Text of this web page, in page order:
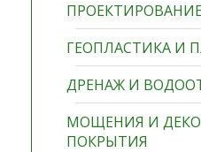
ГЕОПЛАСТИКА И
ДРЕНАЖ И
МОЩЕНИЯ И
ПОКРЫТИЯ